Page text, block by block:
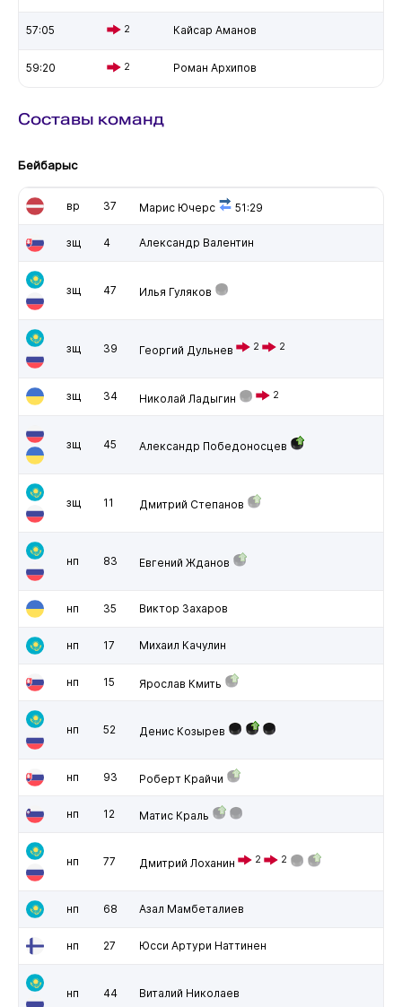
57:05 2 Кайсар Аманов
59:20 2 Роман Архипов
Составы команд
Бейбарыс
вр 37 Марис Ючерс 51:29
зщ 4 Александр Валентин
зщ 47 Илья Гуляков
зщ 39 Георгий Дульнев 2 2
зщ 34 Николай Ладыгин 2
зщ 45 Александр Победоносцев
зщ 11 Дмитрий Степанов
нп 83 Евгений Жданов
нп 35 Виктор Захаров
нп 17 Михаил Качулин
нп 15 Ярослав Кмить
нп 52 Денис Козырев
нп 93 Роберт Крайчи
нп 12 Матис Краль
нп 77 Дмитрий Лоханин 2 2
нп 68 Азал Мамбеталиев
нп 27 Юсси Артури Наттинен
нп 44 Виталий Николаев